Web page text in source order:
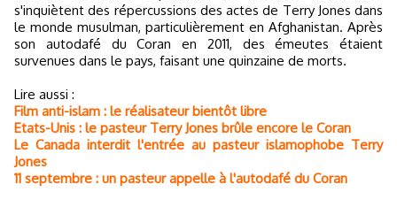
s'inquiètent des répercussions des actes de Terry Jones dans
le monde musulman, particulièrement en Afghanistan. Après
son autodafé du Coran en 2011, des émeutes étaient
survenues dans le pays, faisant une quinzaine de morts.
Lire aussi :
Film anti-islam : le réalisateur bientôt libre
Etats-Unis : le pasteur Terry Jones brûle encore le Coran
Le Canada interdit l'entrée au pasteur islamophobe Terry
Jones
11 septembre : un pasteur appelle à l'autodafé du Coran